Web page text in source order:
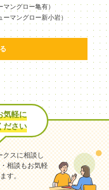
マングロー亀有）
ーマングロー新小岩）
気軽に
ださい
クスに相談し
相談もお気軽
す。